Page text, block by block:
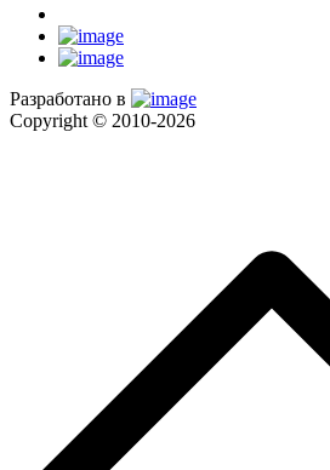
Разработано в
Copyright © 2010-2026